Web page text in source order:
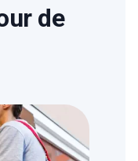
pour
complexes,
à METAL
blessure ou
de